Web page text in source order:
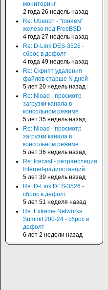
мониторинг
2 года 26 недель назад
Re: Ubench - "гоняем"
железо под FreeBSD
4 года 27 недель назад
Re: D-Link DES-3526 -
сброс в дефолт
4 года 49 недель назад
Re: Скрипт удаления
файлов старше N дней
5 лет 20 недель назад
Re: Nload - просмотр
загрузки канала в
консольном режиме
5 лет 35 недель назад
Re: Nload - просмотр
загрузки канала в
консольном режиме
5 лет 36 недель назад
Re: Icecast - ретрансляция
Internet-радиостанций
5 лет 39 недель назад
Re: D-Link DES-3526 -
сброс в дефолт
5 лет 51 неделя назад
Re: Extreme Networks
Summit 200-24 - сброс в
дефолт
6 лет 2 недели назад